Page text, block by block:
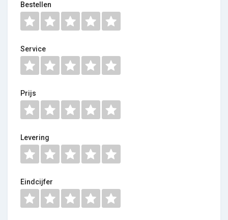
Bestellen
Service
Prijs
Levering
Eindcijfer